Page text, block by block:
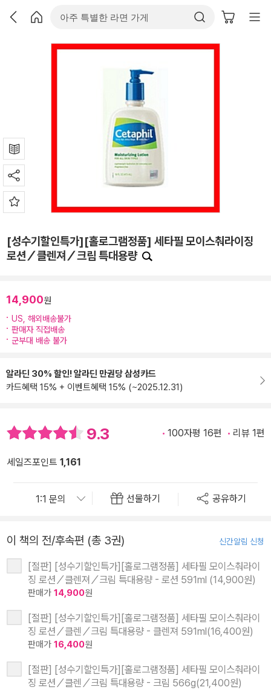
[성수기할인특가][홀로그램정품] 세타필 모이스춰라이징
로션／클렌져／크림 특대용량
14,900원
US, 해외배송불가
판매자 직접배송
군부대 배송 불가
알라딘 30% 할인! 알라딘 만권당 삼성카드
카드혜택 15% + 이벤트혜택 15% (~2025.12.31)
9.3 100자평 16편 리뷰 1편
세일즈포인트 1,161
선물하기 공유하기
이 책의 전/후속편 (총 3권) 신간알림 신청
[절판] [성수기할인특가][홀로그램정품] 세타필 모이스춰라이
징 로션／클렌져／크림 특대용량 - 로션 591ml (14,900원)
판매가 14,900원
[절판] [성수기할인특가][홀로그램정품] 세타필 모이스춰라이
징 로션／클렌／크림 특대용량 - 클렌져 591ml(16,400원)
판매가 16,400원
[절판] [성수기할인특가][홀로그램정품] 세타필 모이스춰라이
징 로션／클렌／크림 특대용량 - 크림 566g(21,400원)